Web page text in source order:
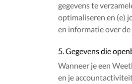
gegevens te
optimaliseren en (e)
en informatie over
5. Gegevens die
Wanneer je een
en je